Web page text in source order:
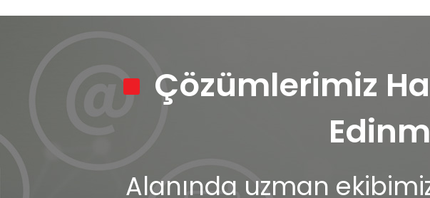
Çözümlerimiz
Alanında uzman